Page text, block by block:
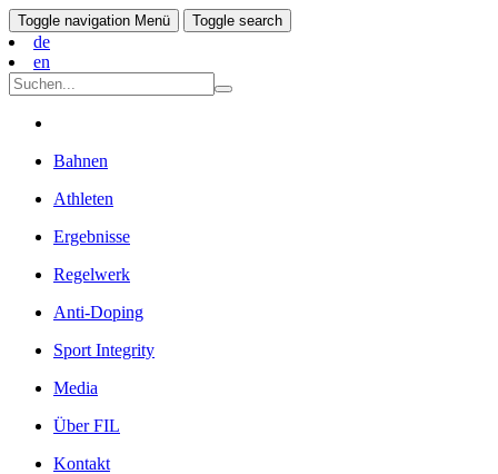
Toggle navigation Menü Toggle search
de
en
Bahnen
Athleten
Ergebnisse
Regelwerk
Anti-Doping
Sport Integrity
Media
Über FIL
Kontakt